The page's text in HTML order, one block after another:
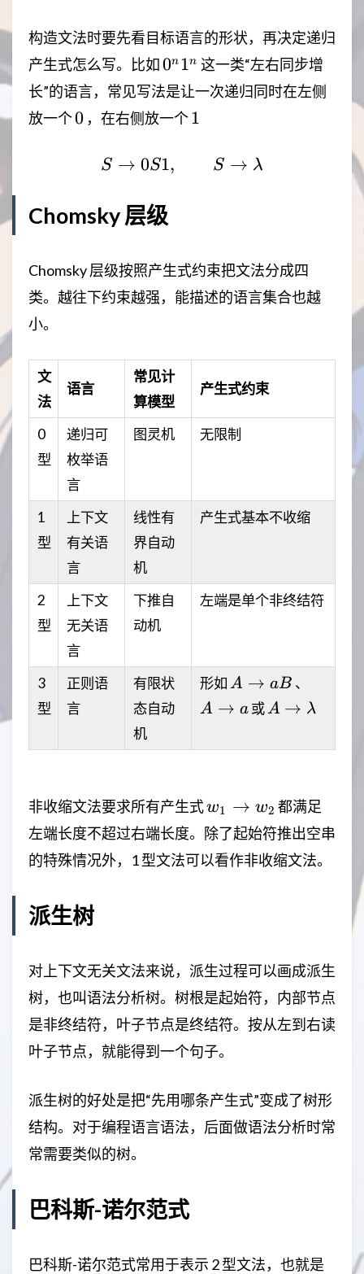
构造文法时要先看目标语言的形状，再决定递归
产生式怎么写。比如0^n1^n
0n 1n 这一类“左右同步增
长”的语言，常见写法是让一次递归同时在左侧
放一个0
0 ，在右侧放一个1
1
S\rightarrow
S → 0S1, S → λ
Chomsky 层级
Chomsky 层级按照产生式约束把文法分成四
类。越往下约束越强，能描述的语言集合也越
小。
文
法
语言
常见计
算模型
产生式约束
0
型
递归可
枚举语
言
图灵机 无限制
1
型
上下文
有关语
言
线性有
界自动
机
产生式基本不收缩
2
型
上下文
无关语
言
下推自
动机
左端是单个非终结符
3
型
正则语
言
有限状
态自动
机
形如 A\rightarrow
aB
A → aB 、
a
A → a或A → λ
非收缩文法要求所有产生式w_1\rightarrow
w_2
w1 → w2 都满足
左端长度不超过右端长度。除了起始符推出空串
的特殊情况外，1 型文法可以看作非收缩文法。
派生树
对上下文无关文法来说，派生过程可以画成派生
树，也叫语法分析树。树根是起始符，内部节点
是非终结符，叶子节点是终结符。按从左到右读
叶子节点，就能得到一个句子。
派生树的好处是把“先用哪条产生式”变成了树形
结构。对于编程语言语法，后面做语法分析时常
常需要类似的树。
巴科斯-诺尔范式
巴科斯-诺尔范式常用于表示 2 型文法，也就是